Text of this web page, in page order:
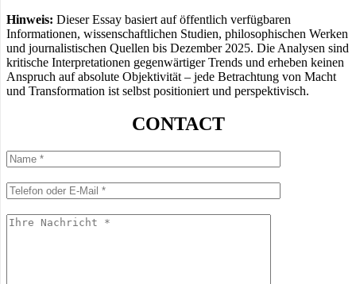
Hinweis: Dieser Essay basiert auf öffentlich verfügbaren
Informationen, wissenschaftlichen Studien, philosophischen Werken
und journalistischen Quellen bis Dezember 2025. Die Analysen sind
kritische Interpretationen gegenwärtiger Trends und erheben keinen
Anspruch auf absolute Objektivität – jede Betrachtung von Macht
und Transformation ist selbst positioniert und perspektivisch.
CONTACT